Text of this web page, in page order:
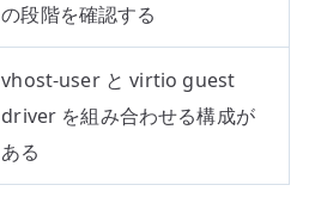
の段階を確認する
vhost-user と virtio guest
driver を組み合わせる構成が
ある